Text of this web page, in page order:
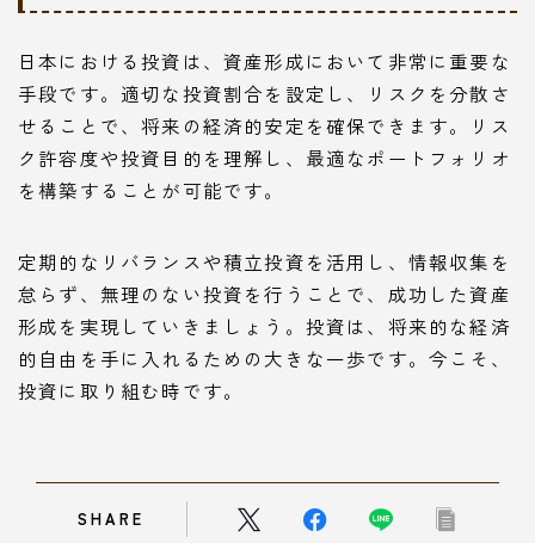
日本における投資は、資産形成において非常に重要な
手段です。適切な投資割合を設定し、リスクを分散さ
せることで、将来の経済的安定を確保できます。リス
ク許容度や投資目的を理解し、最適なポートフォリオ
を構築することが可能です。
定期的なリバランスや積立投資を活用し、情報収集を
怠らず、無理のない投資を行うことで、成功した資産
形成を実現していきましょう。投資は、将来的な経済
的自由を手に入れるための大きな一歩です。今こそ、
投資に取り組む時です。
SHARE